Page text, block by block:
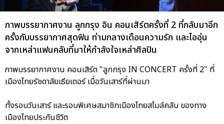
ภาพบรรยากาศงาน ลูกกรุง อิน คอนเสิร์ตครั้งที่ 2 ที่กลับมาอีก
ครั้งกับบรรยากาศสุดฟิน ท่ามกลางเดือนความรัก และไออุ่น
จากเหล่าแฟนคลับที่มาให้กำลังใจเหล่าศิลปิน
ภาพบรรยากาศงาน คอนเสิร์ต "ลูกกรุง IN CONCERT ครั้งที่ 2" ที่
เมืองไทยรัชดาลัยเธียเตอร์ เมื่อวันเสาร์ที่ผ่านมา
ทั้งรอบวันเสาร์ และรอบพิเศษสมาชิกเมืองไทยสไมล์คลับ ของทาง
เมืองไทยประกันชีวิต